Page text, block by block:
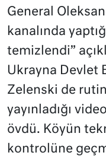
General
kanalında
temizlendi”
Ukrayna Devlet
Zelenski de
yayınladığı
övdü. Köyün
kontrolüne